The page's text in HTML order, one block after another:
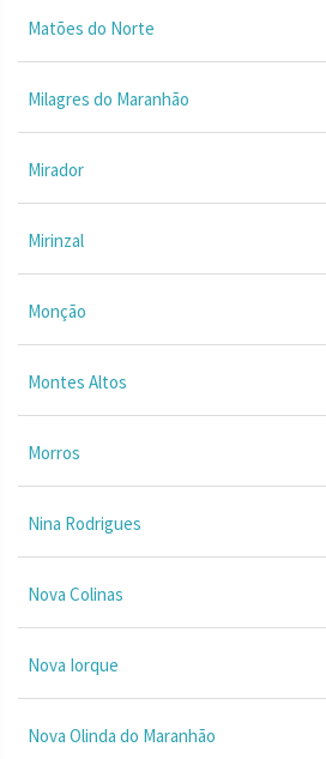
Matões do Norte
Milagres do Maranhão
Mirador
Mirinzal
Monção
Montes Altos
Morros
Nina Rodrigues
Nova Colinas
Nova Iorque
Nova Olinda do Maranhão